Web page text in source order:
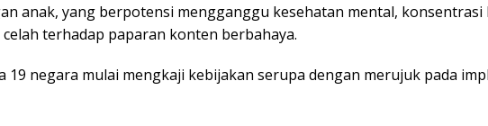
anak, yang berpotensi mengganggu kesehatan mental, konsentrasi
terhadap paparan konten berbahaya.
19 negara mulai mengkaji kebijakan serupa dengan merujuk pada